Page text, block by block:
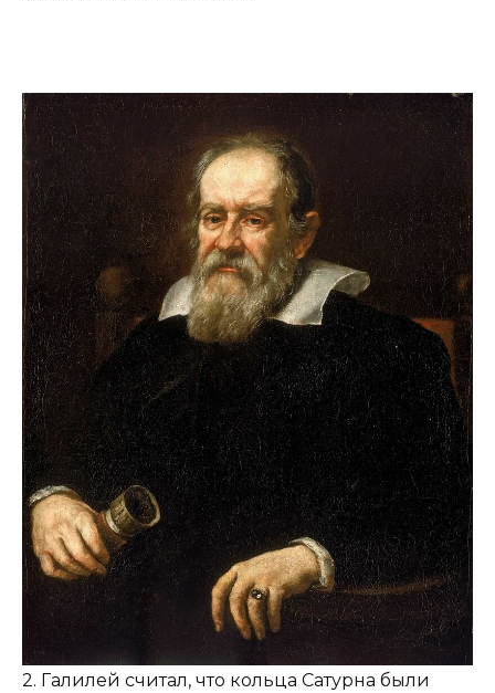
2. Галилей считал, что кольца Сатурна были